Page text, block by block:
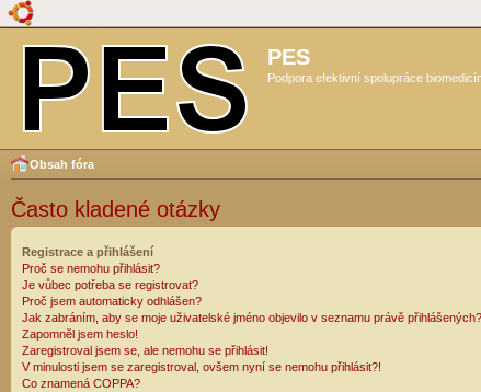
PES
Podpora efektivní spolupráce
Obsah fóra
Často kladené otázky
Registrace a přihlášení
Proč se nemohu přihlásit?
Je vůbec potřeba se registrovat?
Proč jsem automaticky odhlášen?
Jak zabráním, aby se moje uživatelské jméno objevilo v seznamu právě přihlášených?
Zapomněl jsem heslo!
Zaregistroval jsem se, ale nemohu se přihlásit!
V minulosti jsem se zaregistroval, ovšem nyní se nemohu přihlásit?!
Co znamená COPPA?